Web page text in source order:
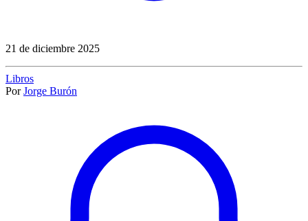
21 de diciembre 2025
Libros
Por Jorge Burón